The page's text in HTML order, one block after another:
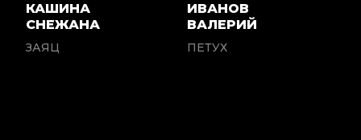
КАШИНА
СНЕЖАНА
ЗАЯЦ
ИВАНОВ
ВАЛЕРИЙ
ПЕТУХ